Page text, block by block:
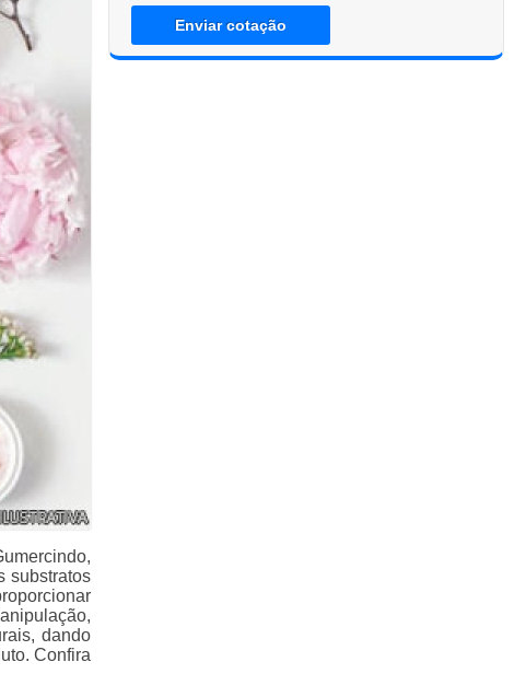
substratos
dando
Confira
Enviar cotação